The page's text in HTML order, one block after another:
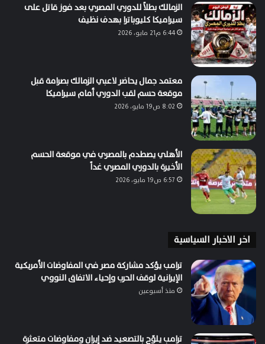
الزمالك بطلاً للدوري المصري بعد فوز قاتل على
سيراميكا كليوباترا بهدف نظيف
6:44 م21 مايو، 2026
معتمد جمال يحاضر لاعبي الزمالك بصرامة قبل
موقعة حسم لقب الدوري أمام سيراميكا
8:02 ص19 مايو، 2026
الأهلي يصطدم بالمصري في موقعة الحسم
الأخيرة بالدوري المصري غداً
6:57 ص19 مايو، 2026
اخر الاخبار السياسية
ترامب يؤكد مشاركة مصر في المفاوضات الأمريكية
الإيرانية لوقف الحرب وإحياء الاتفاق النووي
منذ أسبوعين
ترامب يلوّح بالتصعيد ضد إيران ومفاوضات متعثرة